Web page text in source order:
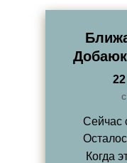
Сейчас
Когда